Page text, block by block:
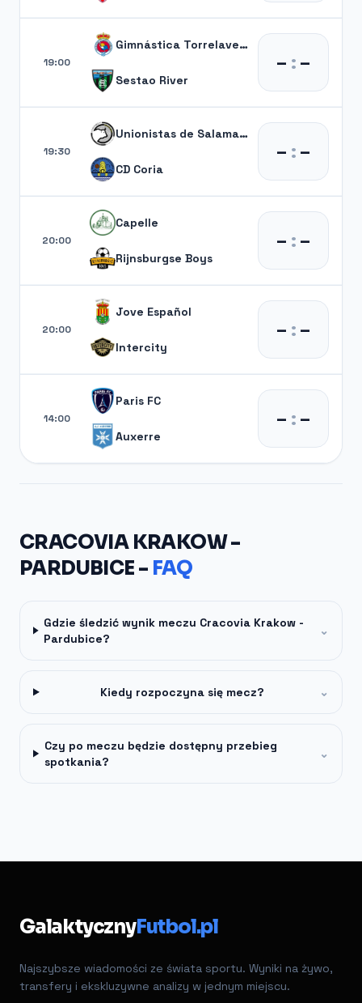
19:00
Gimnástica Torrelavega
Sestao River
– :–
19:30
Unionistas de Salamanca
CD Coria
– :–
20:00
Capelle
Rijnsburgse Boys
– :–
20:00
Jove Español
Intercity
– :–
14:00
Paris FC
Auxerre
– :–
CRACOVIA KRAKOW -
PARDUBICE - FAQ
Gdzie śledzić wynik meczu Cracovia Krakow -
Pardubice?
⌄
Kiedy rozpoczyna się mecz? ⌄
Czy po meczu będzie dostępny przebieg
spotkania?
⌄
GalaktycznyFutbol.pl
Najszybsze wiadomości ze świata sportu. Wyniki na żywo,
transfery i ekskluzywne analizy w jednym miejscu.